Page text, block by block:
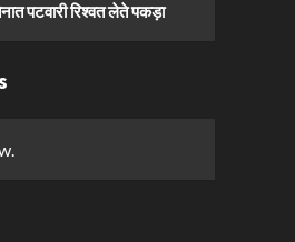
पटवारी रिश्वत लेते पकड़ा